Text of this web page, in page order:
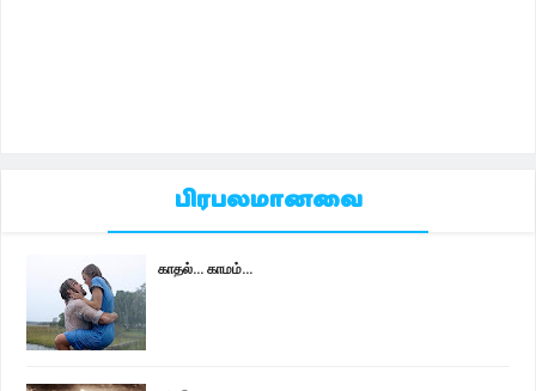
பிரபலமானவை
காதல்... காமம்...